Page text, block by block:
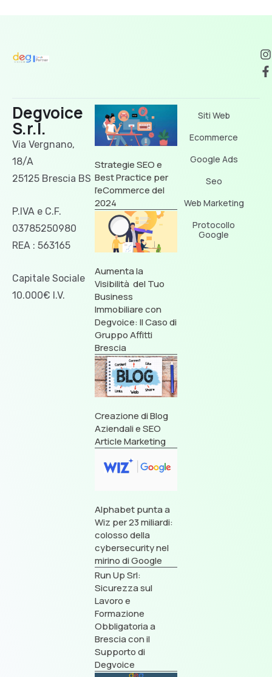
Degvoice
S.r.l.
Via Vergnano,
18/A
25125 Brescia BS
P.IVA e C.F.
03785250980
REA : 563165
Capitale Sociale
10.000€ I.V.
Strategie SEO e
Best Practice per
l’eCommerce del
2024
Aumenta la
Visibilità del Tuo
Business
Immobiliare con
Degvoice: Il Caso di
Gruppo Affitti
Brescia
Creazione di Blog
Aziendali e SEO
Article Marketing
Alphabet punta a
Wiz per 23 miliardi:
colosso della
cybersecurity nel
mirino di Google
Run Up Srl:
Sicurezza sul
Lavoro e
Formazione
Obbligatoria a
Brescia con il
Supporto di
Degvoice
Siti Web
Ecommerce
Google Ads
Seo
Web Marketing
Protocollo
Google